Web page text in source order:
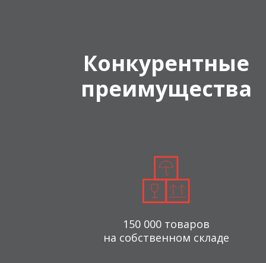
Конкурентные
преимущества
150 000 товаров
на собственном складе